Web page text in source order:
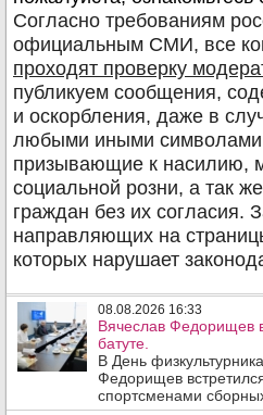
08.08.2026 16:33
Вячеслав Федорищев
батуте.
В День
Федорищев
спортсменами